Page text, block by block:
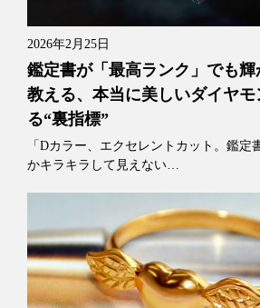
2026年2月25日
鑑定書が「最高ランク」でも
教える、本当に美しいダイヤ
る“裏指標”
「Dカラー、エクセレントカット。鑑定
かキラキラして見えない…